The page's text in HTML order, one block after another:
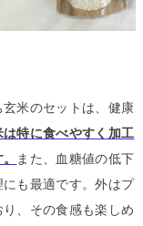
米のセットは、健康
は特に食べやすく加工
また、血糖値の低下
も最適です。外はプ
、その食感も楽しめ